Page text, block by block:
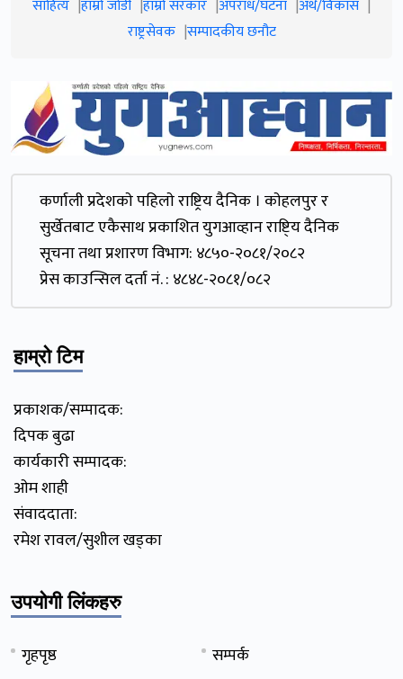
साहित्य हाम्रो जाेडी हाम्रो सरकार अपराध/घटना अर्थ/विकास
राष्ट्रसेवक सम्पादकीय छनौट
कर्णाली प्रदेशकाे पहिलाे राष्ट्रिय दैनिक । काेहलपुर र
सुर्खेतबाट एकैसाथ प्रकाशित युगआव्हान राष्टि्य दैनिक
सूचना तथा प्रशारण विभाग: ४८५०-२०८१/२०८२
प्रेस काउन्सिल दर्ता नं. : ४८४८-२०८१/०८२
हाम्रो टिम
प्रकाशक/सम्पादक:
दिपक बुढा
कार्यकारी सम्पादक:
ओम शाही
संवाददाता:
रमेश रावल/सुशील खड्का
उपयोगी लिंकहरु
गृहपृष्ठ
सम्पर्क